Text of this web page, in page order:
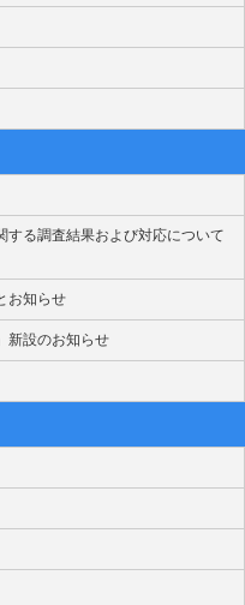
する調査結果および対応について
お知らせ
新設のお知らせ